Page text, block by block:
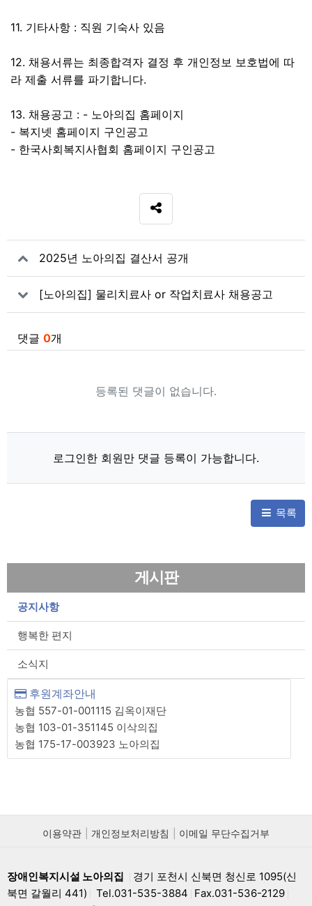
11. 기타사항 : 직원 기숙사 있음
12. 채용서류는 최종합격자 결정 후 개인정보 보호법에 따
라 제출 서류를 파기합니다.
13. 채용공고 : - 노아의집 홈페이지
- 복지넷 홈페이지 구인공고
- 한국사회복지사협회 홈페이지 구인공고
SNS 공유
관련자료
2025년 노아의집 결산서 공개
[노아의집] 물리치료사 or 작업치료사 채용공고
댓글 0개
등록된 댓글이 없습니다.
로그인한 회원만 댓글 등록이 가능합니다.
목록
게시판
공지사항
행복한 편지
소식지
후원계좌안내
농협 557-01-001115 김옥이재단
농협 103-01-351145 이삭의집
농협 175-17-003923 노아의집
이용약관 개인정보처리방침 이메일 무단수집거부
장애인복지시설 노아의집
경기 포천시 신북면 청신로 1095(신
북면 갈월리 441)
Tel.031-535-3884 Fax.031-536-2129